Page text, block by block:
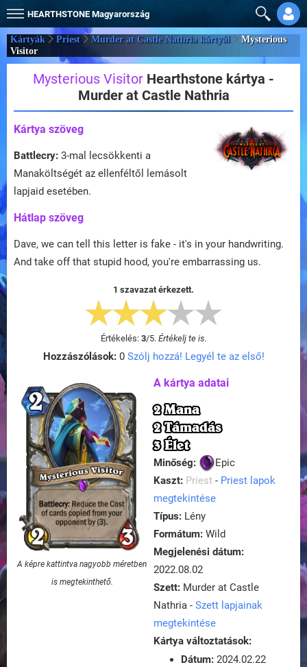
HEARTHSTONE Magyarország
Kártyák Priest Murder at Castle Nathria kártyái
Mysterious
Visitor
Mysterious Visitor Hearthstone kártya -
Murder at Castle Nathria
Kártya szöveg
Battlecry: 3-mal lecsökkenti a
Manaköltségét az ellenféltől lemásolt
lapjaid esetében.
Hátlap szöveg
Dave, we can tell this letter is fake - it's in your handwriting.
And take off that stupid hood, you're embarrassing us.
1 szavazat érkezett.
Értékelés: 3/5. Értékelj te is.
Hozzászólások:0 Szólj hozzá! Legyél te az első!
A képre kattintva nagyobb méretben
is megtekinthető.
A kártya adatai
2 Mana
2 Támadás
3 Élet
Minőség:
Epic
Kaszt: Priest - Priest lapok
megtekintése
Típus: Lény
Formátum: Wild
Megjelenési dátum:
2022.08.02
Szett: Murder at Castle
Nathria - Szett lapjainak
megtekintése
Kártya változtatások:
Dátum: 2024.02.22